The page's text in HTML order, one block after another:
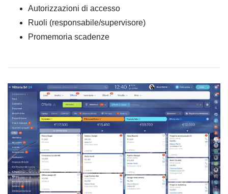
Autorizzazioni di accesso
Ruoli (responsabile/supervisore)
Promemoria scadenze